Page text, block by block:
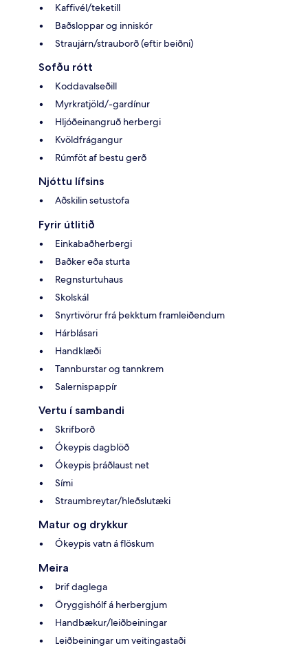
Kaffivél/teketill
Baðsloppar og inniskór
Straujárn/strauborð (eftir beiðni)
Sofðu rótt
Koddavalseðill
Myrkratjöld/-gardínur
Hljóðeinangruð herbergi
Kvöldfrágangur
Rúmföt af bestu gerð
Njóttu lífsins
Aðskilin setustofa
Fyrir útlitið
Einkabaðherbergi
Baðker eða sturta
Regnsturtuhaus
Skolskál
Snyrtivörur frá þekktum framleiðendum
Hárblásari
Handklæði
Tannburstar og tannkrem
Salernispappír
Vertu í sambandi
Skrifborð
Ókeypis dagblöð
Ókeypis þráðlaust net
Sími
Straumbreytar/hleðslutæki
Matur og drykkur
Ókeypis vatn á flöskum
Meira
Þrif daglega
Öryggishólf á herbergjum
Handbækur/leiðbeiningar
Leiðbeiningar um veitingastaði